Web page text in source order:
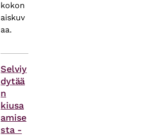
kokon
aiskuv
aa.
Selviy
dytää
n
kiusa
amise
sta -